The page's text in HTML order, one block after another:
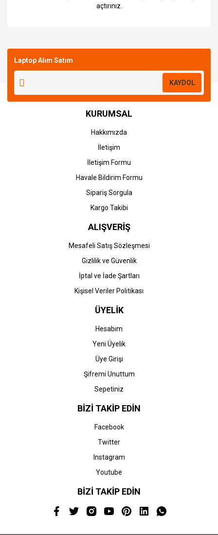
açtırınız.
Laptop Alım Satım
KAYDOL
KURUMSAL
Hakkımızda
İletişim
İletişim Formu
Havale Bildirim Formu
Sipariş Sorgula
Kargo Takibi
ALIŞVERİŞ
Mesafeli Satış Sözleşmesi
Gizlilik ve Güvenlik
İptal ve İade Şartları
Kişisel Veriler Politikası
ÜYELİK
Hesabım
Yeni Üyelik
Üye Girişi
Şifremi Unuttum
Sepetiniz
BİZİ TAKİP EDİN
Facebook
Twitter
Instagram
Youtube
BİZİ TAKİP EDİN